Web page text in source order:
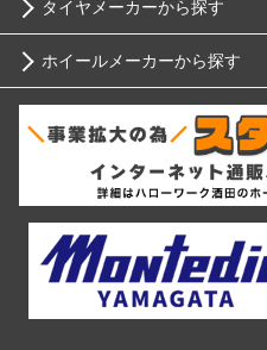
ニッサン
スバル
マツダ
ミツビシ
10インチ
12インチ
14インチ
15インチ
タイヤメーカーから探す
ブリヂストン
ミシュラン
ヨコハマ
ダンロップ
ホイールメーカーから探す
RIH
Advanti Racing